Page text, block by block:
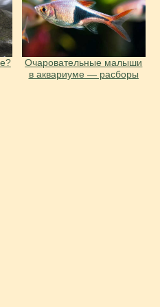
Очаровательные малыши
в аквариуме — расборы